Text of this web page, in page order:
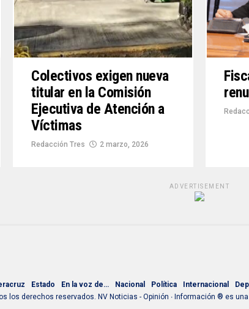
Colectivos exigen nueva
titular en la Comisión
Ejecutiva de Atención a
Víctimas
Redacción Tres 2 marzo, 2026
ADVERTISEMENT
Estado En la voz de… Nacional Política Internacional
los derechos reservados. NV Noticias - Opinión ∙ Información ® es